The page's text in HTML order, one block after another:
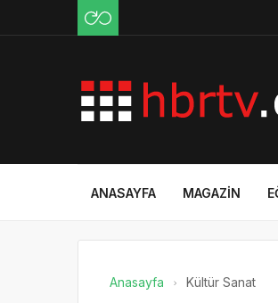
ANASAYFA MAGAZIN
Anasayfa Kültür Sanat